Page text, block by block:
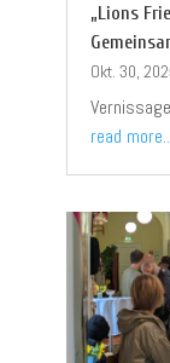
„Lions
Okt. 30,
read